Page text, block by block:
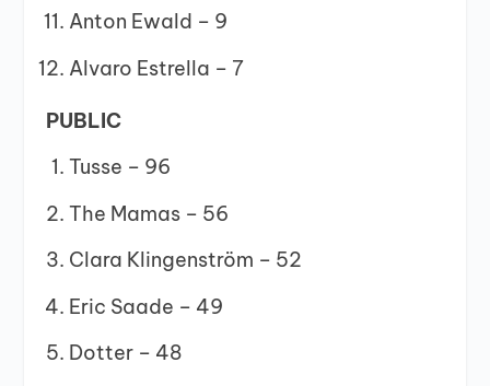
Anton Ewald – 9
Alvaro Estrella – 7
PUBLIC
Tusse – 96
The Mamas – 56
Clara Klingenström – 52
Eric Saade – 49
Dotter – 48